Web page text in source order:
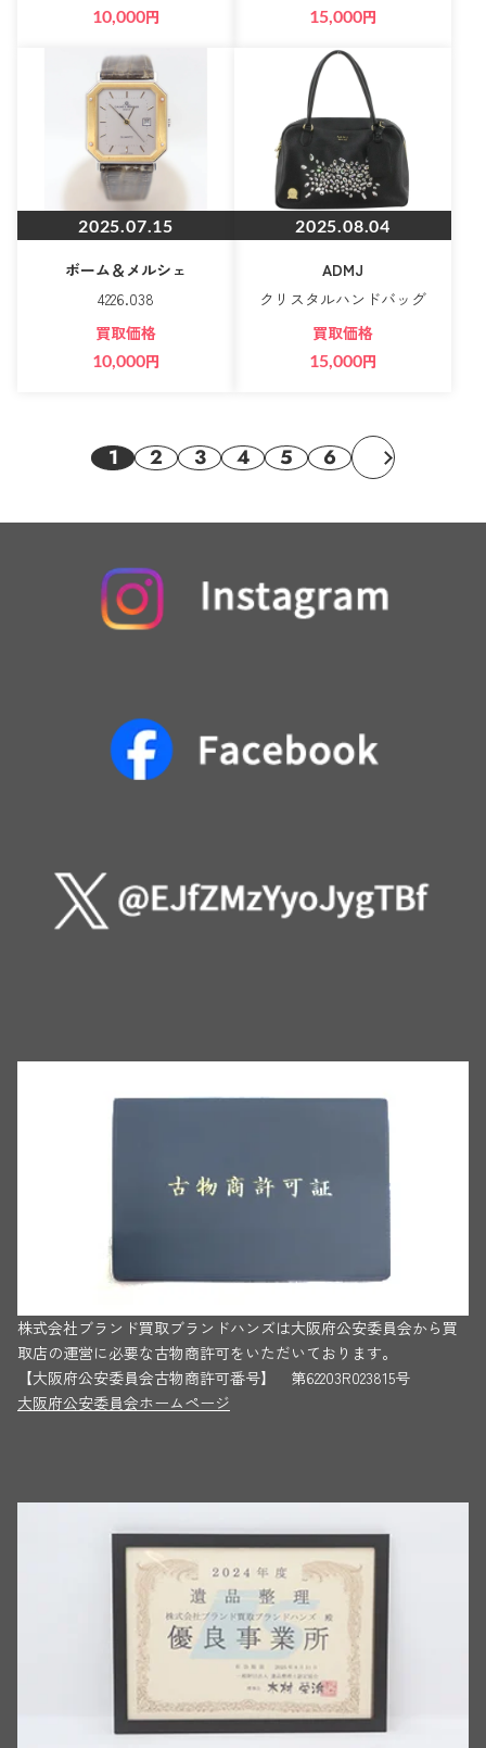
10,000円 15,000円
2025.07.15
ボーム＆メルシェ
4226.038
買取価格
10,000円
2025.08.04
ADMJ
クリスタルハンドバッグ
買取価格
15,000円
1 2 3 4 5 6
株式会社ブランド買取ブランドハンズは大阪府公安委員会から買
取店の運営に必要な古物商許可をいただいております。
【大阪府公安委員会古物商許可番号】 第62203R023815号
大阪府公安委員会ホームページ